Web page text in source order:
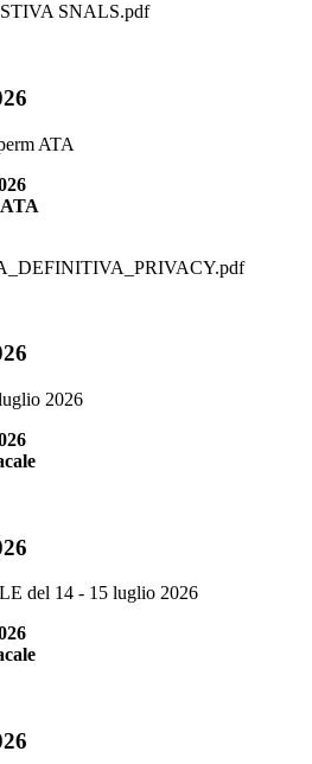
SNALS.pdf
ATA
2026
del 14 - 15 luglio 2026